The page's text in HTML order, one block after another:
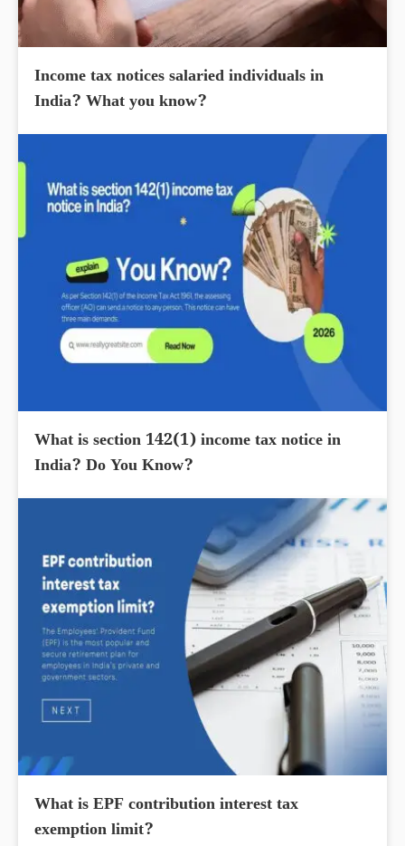
Income tax notices salaried individuals in
India? What you know?
What is section 142(1) income tax notice in
India? Do You Know?
What is EPF contribution interest tax
exemption limit?